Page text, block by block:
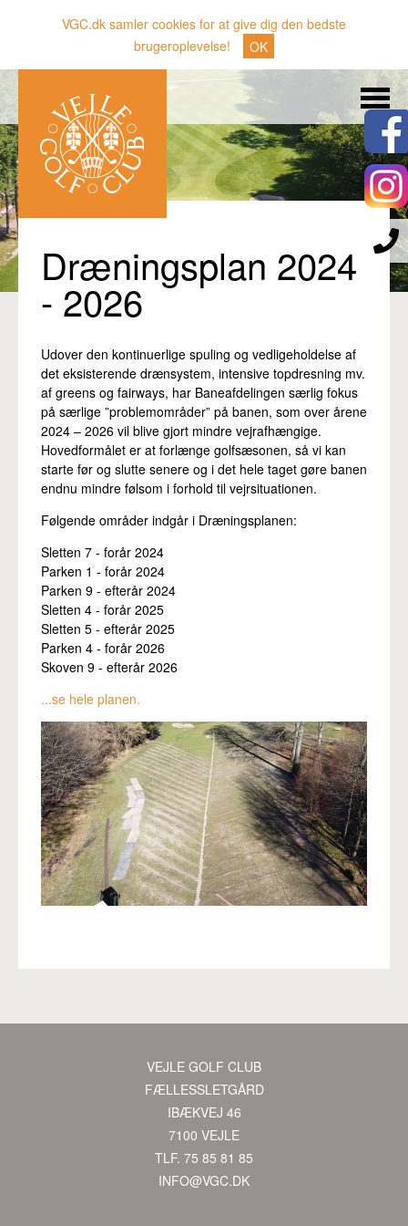
VGC.dk samler cookies for at give dig den bedste
brugeroplevelse!
OK
Nyheder
Klubben
Gæster
Sporten
Erhverv
Den lille Kok
Pro
Dræningsplan 2024
- 2026
Udover den kontinuerlige spuling og vedligeholdelse af
det eksisterende drænsystem, intensive topdresning mv.
af greens og fairways, har Baneafdelingen særlig fokus
på særlige ”problemområder” på banen, som over årene
2024 – 2026 vil blive gjort mindre vejrafhængige.
Hovedformålet er at forlænge golfsæsonen, så vi kan
starte før og slutte senere og i det hele taget gøre banen
endnu mindre følsom i forhold til vejrsituationen.
Følgende områder indgår i Dræningsplanen:
Sletten 7 - forår 2024
Parken 1 - forår 2024
Parken 9 - efterår 2024
Sletten 4 - forår 2025
Sletten 5 - efterår 2025
Parken 4 - forår 2026
Skoven 9 - efterår 2026
...se hele planen.
VEJLE GOLF CLUB
FÆLLESSLETGÅRD
IBÆKVEJ 46
7100 VEJLE
TLF. 75 85 81 85
INFO@VGC.DK